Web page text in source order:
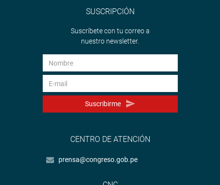
SUSCRIPCIÓN
Suscríbete con tu correo a
nuestro newsletter.
Suscribirme
CENTRO DE ATENCIÓN
prensa@congreso.gob.pe